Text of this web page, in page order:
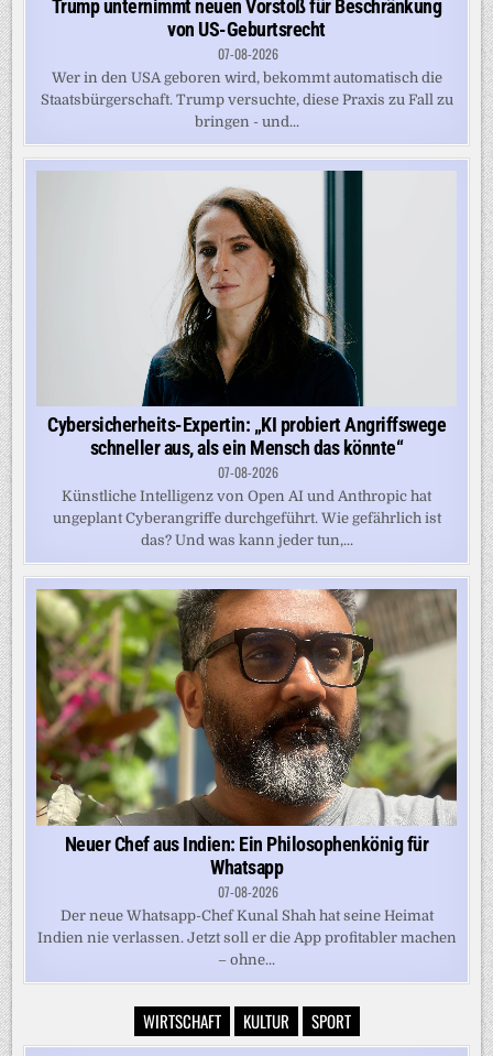
Trump unternimmt neuen Vorstoß für Beschränkung
von US-Geburtsrecht
07-08-2026
Wer in den USA geboren wird, bekommt automatisch die
Staatsbürgerschaft. Trump versuchte, diese Praxis zu Fall zu
bringen - und...
Cybersicherheits-Expertin: „KI probiert Angriffswege
schneller aus, als ein Mensch das könnte“
07-08-2026
Künstliche Intelligenz von Open AI und Anthropic hat
ungeplant Cyberangriffe durchgeführt. Wie gefährlich ist
das? Und was kann jeder tun,...
Neuer Chef aus Indien: Ein Philosophenkönig für
Whatsapp
07-08-2026
Der neue Whatsapp-Chef Kunal Shah hat seine Heimat
Indien nie verlassen. Jetzt soll er die App profitabler machen
– ohne...
WIRTSCHAFT KULTUR SPORT